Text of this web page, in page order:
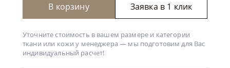
В корзину Заявка в 1 клик
Уточните стоимость в вашем размере и категории
ткани или кожи у менеджера — мы подготовим для Вас
индивидуальный расчет!